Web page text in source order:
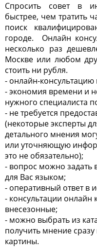
Спросить совет в
быстрее, чем тратить
поиск
городе. Онлайн
несколько раз
Москве или любом
стоить ни рубля.
- онлайн-
- экономия времени и
нужного специалиста
- не требуется
(некоторые эксперты
детального мнения
или уточняющую
это не обязательно);
- вопрос можно
для Вас языком;
- оперативный ответ
- консультации онлайн
внесезонные;
- можно выбрать из
получить мнение
картины.